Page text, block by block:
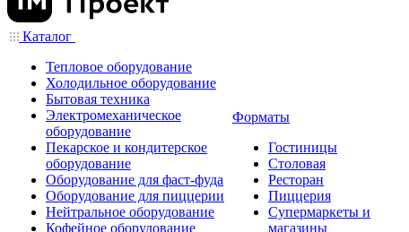
Каталог
Тепловое оборудование
Холодильное оборудование
Бытовая техника
Электромеханическое
оборудование
Пекарское и кондитерское
оборудование
Оборудование для фаст-фуда
Оборудование для пиццерии
Нейтральное оборудование
Кофейное оборудование
Форматы
Гостиницы
Столовая
Ресторан
Пиццерия
Супермаркеты и
магазины